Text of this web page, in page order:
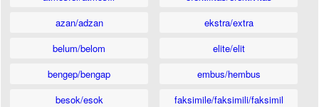
azan/adzan
belum/belom
bengep/bengap
besok/esok
ekstra/extra
elite/elit
embus/hembus
faksimile/faksimili/faksimil